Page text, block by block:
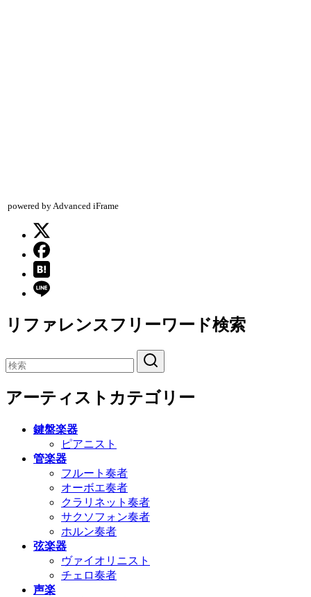
powered by Advanced iFrame
リファレンスフリーワード検索
アーティストカテゴリー
鍵盤楽器
ピアニスト
管楽器
フルート奏者
オーボエ奏者
クラリネット奏者
サクソフォン奏者
ホルン奏者
弦楽器
ヴァイオリニスト
チェロ奏者
声楽